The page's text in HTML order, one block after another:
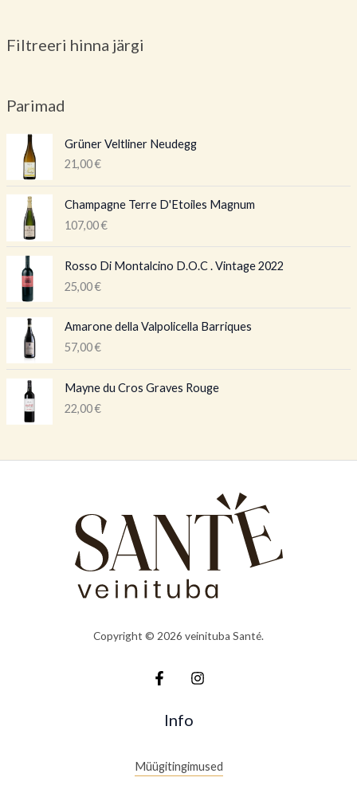
Filtreeri hinna järgi
Parimad
Grüner Veltliner Neudegg
21,00€
Champagne Terre D'Etoiles Magnum
107,00€
Rosso Di Montalcino D.O.C . Vintage 2022
25,00€
Amarone della Valpolicella Barriques
57,00€
Mayne du Cros Graves Rouge
22,00€
Copyright © 2026 veinituba Santé.
Info
Müügitingimused